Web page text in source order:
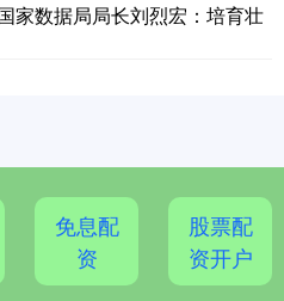
家数据局局长刘烈宏：培育壮
免息配
资
股票配
资开户